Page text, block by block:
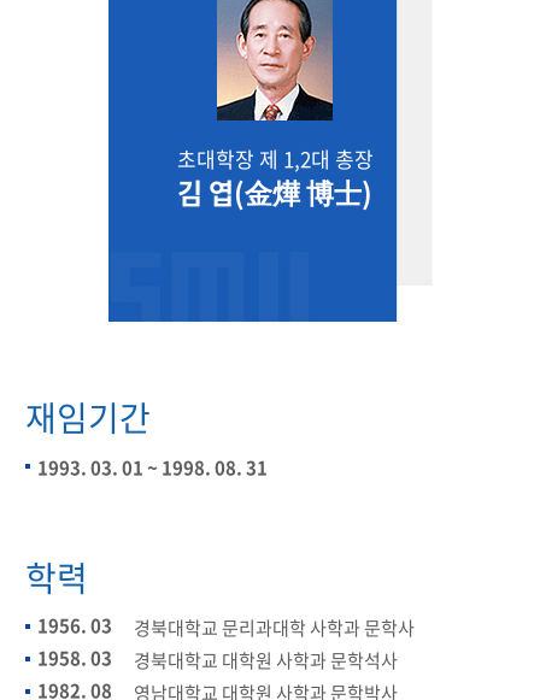
초대학장 제 1,2대 총장​
김 엽(金燁 博士)
재임기간
1993. 03. 01 ~ 1998. 08. 31
학력
1956. 03
경북대학교 문리과대학 사학과 문학사
1958. 03
경북대학교 대학원 사학과 문학석사​
1982. 08
영남대학교 대학원 사학과 문학박사